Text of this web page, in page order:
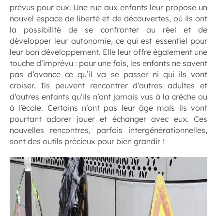
prévus pour eux. Une rue aux enfants leur propose un
nouvel espace de liberté et de découvertes, où ils ont
la possibilité de se confronter au réel et de
développer leur autonomie, ce qui est essentiel pour
leur bon développement. Elle leur offre également une
touche d’imprévu : pour une fois, les enfants ne savent
pas d’avance ce qu’il va se passer ni qui ils vont
croiser. Ils peuvent rencontrer d’autres adultes et
d’autres enfants qu’ils n’ont jamais vus à la crèche ou
à l’école. Certains n’ont pas leur âge mais ils vont
pourtant adorer jouer et échanger avec eux. Ces
nouvelles rencontres, parfois intergénérationnelles,
sont des outils précieux pour bien grandir !